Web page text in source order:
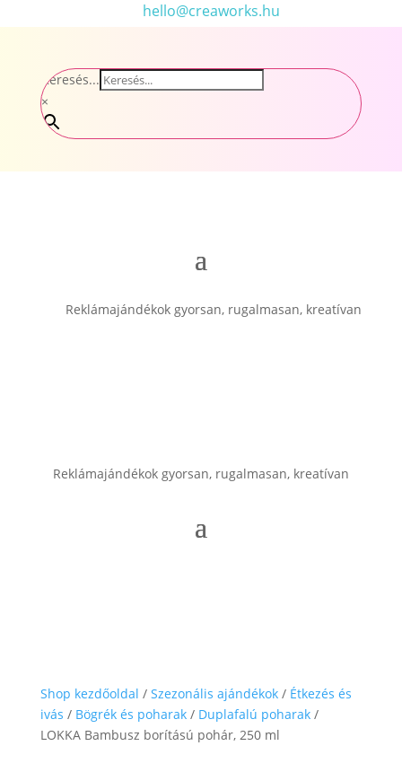
hello@creaworks.hu
Keresés...
×
Reklámajándékok gyorsan, rugalmasan, kreatívan
Reklámajándékok gyorsan, rugalmasan, kreatívan
Shop kezdőoldal / Szezonális ajándékok/ Étkezés és
ivás / Bögrék és poharak/ Duplafalú poharak/
LOKKA Bambusz borítású pohár, 250 ml